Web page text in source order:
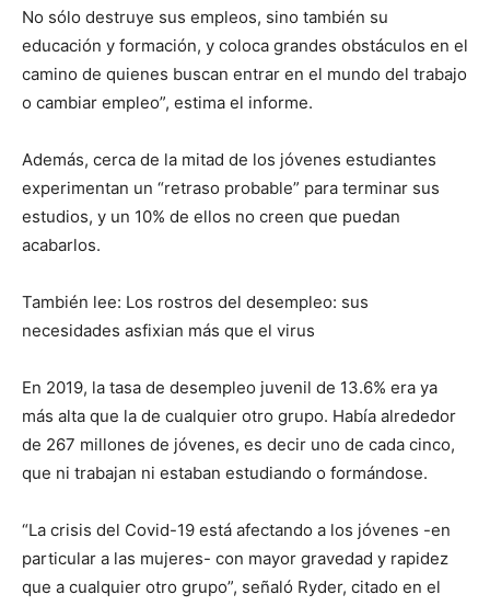
No sólo destruye sus empleos, sino también su
educación y formación, y coloca grandes obstáculos en el
camino de quienes buscan entrar en el mundo del trabajo
o cambiar empleo”, estima el informe.
Además, cerca de la mitad de los jóvenes estudiantes
experimentan un “retraso probable” para terminar sus
estudios, y un 10% de ellos no creen que puedan
acabarlos.
También lee: Los rostros del desempleo: sus
necesidades asfixian más que el virus
En 2019, la tasa de desempleo juvenil de 13.6% era ya
más alta que la de cualquier otro grupo. Había alrededor
de 267 millones de jóvenes, es decir uno de cada cinco,
que ni trabajan ni estaban estudiando o formándose.
“La crisis del Covid-19 está afectando a los jóvenes -en
particular a las mujeres- con mayor gravedad y rapidez
que a cualquier otro grupo”, señaló Ryder, citado en el